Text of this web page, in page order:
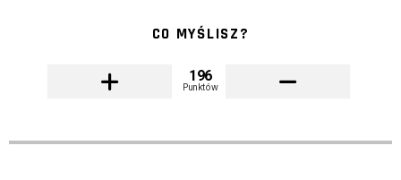
CO MYŚLISZ?
196
Punktów